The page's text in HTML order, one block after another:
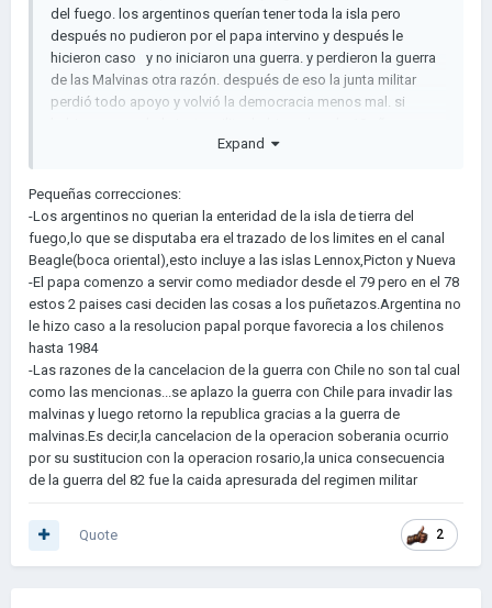
del fuego. los argentinos querían tener toda la isla pero
después no pudieron por el papa intervino y después le
hicieron caso y no iniciaron una guerra. y perdieron la guerra
de las Malvinas otra razón. después de eso la junta militar
perdió todo apoyo y volvió la democracia menos mal. si
Expand
Pequeñas correcciones:
-Los argentinos no querian la enteridad de la isla de tierra del
fuego,lo que se disputaba era el trazado de los limites en el canal
Beagle(boca oriental),esto incluye a las islas Lennox,Picton y Nueva
-El papa comenzo a servir como mediador desde el 79 pero en el 78
estos 2 paises casi deciden las cosas a los puñetazos.Argentina no
le hizo caso a la resolucion papal porque favorecia a los chilenos
hasta 1984
-Las razones de la cancelacion de la guerra con Chile no son tal cual
como las mencionas...se aplazo la guerra con Chile para invadir las
malvinas y luego retorno la republica gracias a la guerra de
malvinas.Es decir,la cancelacion de la operacion soberania ocurrio
por su sustitucion con la operacion rosario,la unica consecuencia
de la guerra del 82 fue la caida apresurada del regimen militar
2
Quote